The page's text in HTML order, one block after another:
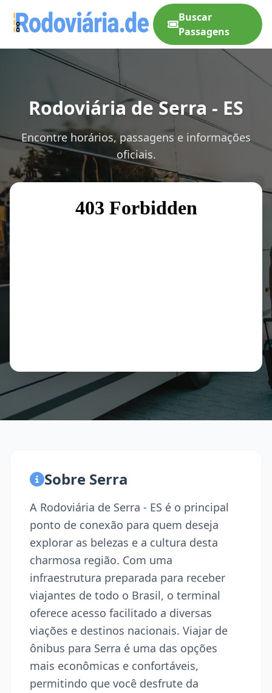
Buscar
Passagens
Rodoviária de Serra - ES
Encontre horários, passagens e informações
oficiais.
Sobre Serra
A Rodoviária de Serra - ES é o principal
ponto de conexão para quem deseja
explorar as belezas e a cultura desta
charmosa região. Com uma
infraestrutura preparada para receber
viajantes de todo o Brasil, o terminal
oferece acesso facilitado a diversas
viações e destinos nacionais. Viajar de
ônibus para Serra é uma das opções
mais econômicas e confortáveis,
permitindo que você desfrute da